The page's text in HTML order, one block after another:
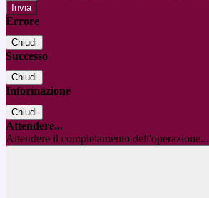
Errore
Chiudi
Successo
Chiudi
Informazione
Chiudi
Attendere...
Attendere il completamento dell'operazione...